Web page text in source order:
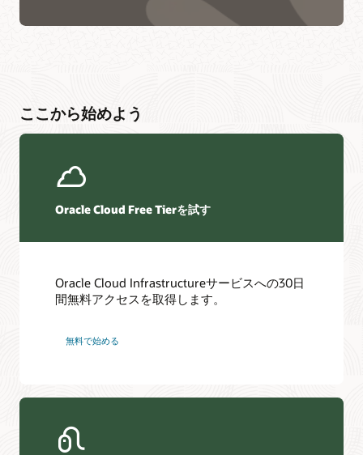
ここから始めよう
Oracle Cloud Free Tierを試す
Oracle Cloud Infrastructureサービスへの30日
間無料アクセスを取得します。
無料で始める